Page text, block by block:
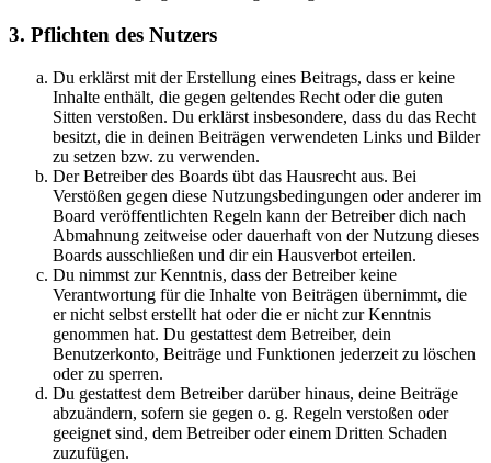
3. Pflichten des Nutzers
Du erklärst mit der Erstellung eines Beitrags, dass er keine
Inhalte enthält, die gegen geltendes Recht oder die guten
Sitten verstoßen. Du erklärst insbesondere, dass du das Recht
besitzt, die in deinen Beiträgen verwendeten Links und Bilder
zu setzen bzw. zu verwenden.
Der Betreiber des Boards übt das Hausrecht aus. Bei
Verstößen gegen diese Nutzungsbedingungen oder anderer im
Board veröffentlichten Regeln kann der Betreiber dich nach
Abmahnung zeitweise oder dauerhaft von der Nutzung dieses
Boards ausschließen und dir ein Hausverbot erteilen.
Du nimmst zur Kenntnis, dass der Betreiber keine
Verantwortung für die Inhalte von Beiträgen übernimmt, die
er nicht selbst erstellt hat oder die er nicht zur Kenntnis
genommen hat. Du gestattest dem Betreiber, dein
Benutzerkonto, Beiträge und Funktionen jederzeit zu löschen
oder zu sperren.
Du gestattest dem Betreiber darüber hinaus, deine Beiträge
abzuändern, sofern sie gegen o. g. Regeln verstoßen oder
geeignet sind, dem Betreiber oder einem Dritten Schaden
zuzufügen.